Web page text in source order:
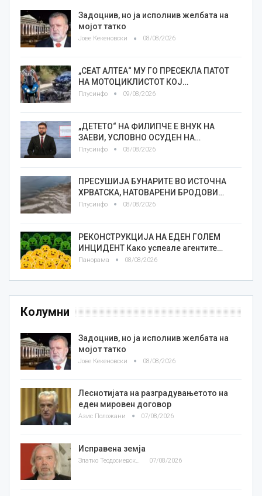
Задоцнив, но ја исполнив желбата на
мојот татко
Јове Кекеновски 08/08/2026
„СЕАТ АЛТЕА“ МУ ГО ПРЕСЕКЛА ПАТОТ
НА МОТОЦИКЛИСТОТ КОЈ…
Плусинфо 09/08/2026
„ДЕТЕТО“ НА ФИЛИПЧЕ Е ВНУК НА
ЗАЕВИ, УСЛОВНО ОСУДЕН НА…
Плусинфо 08/08/2026
ПРЕСУШИЈА БУНАРИТЕ ВО ИСТОЧНА
ХРВАТСКА, НАТОВАРЕНИ БРОДОВИ…
Плусинфо 08/08/2026
РЕКОНСТРУКЦИЈА НА ЕДЕН ГОЛЕМ
ИНЦИДЕНТ Како успеале агентите…
Панорама 08/08/2026
Колумни
Задоцнив, но ја исполнив желбата на
мојот татко
Јове Кекеновски 08/08/2026
Леснотијата на разградувањетото на
еден мировен договор
Азис Положани 07/08/2026
Исправена земја
Златко Теодосиевски 07/08/2026